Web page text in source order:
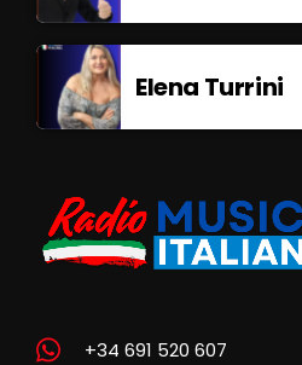
Elena Turrini
+34 691 520 607